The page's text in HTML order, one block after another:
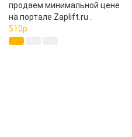
продаем минимальной цене
на портале Zaplift.ru .
510p